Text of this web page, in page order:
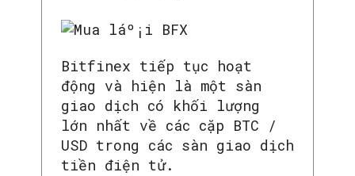
Bitfinex tiếp tục hoạt
động và hiện là một sàn
giao dịch có khối lượng
lớn nhất về các cặp BTC /
USD trong các sàn giao dịch
tiền điện tử.